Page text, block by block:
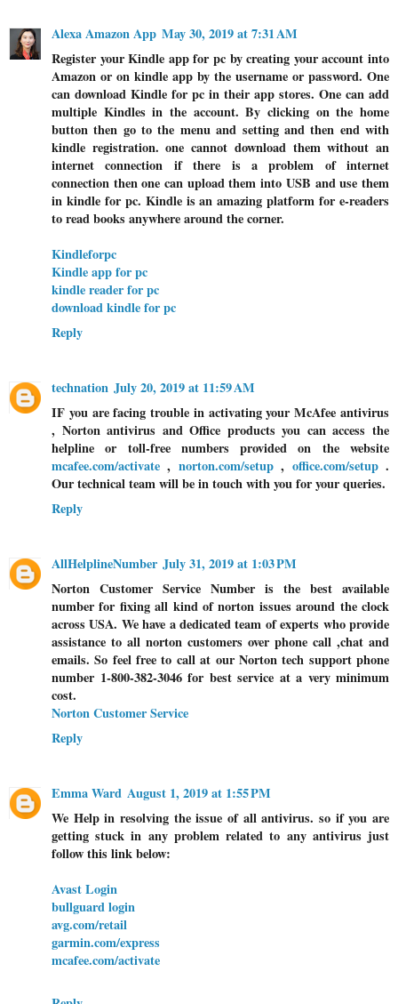
Alexa Amazon App May 30, 2019 at 7:31 AM
Register your Kindle app for pc by creating your account into
Amazon or on kindle app by the username or password. One
can download Kindle for pc in their app stores. One can add
multiple Kindles in the account. By clicking on the home
button then go to the menu and setting and then end with
kindle registration. one cannot download them without an
internet connection if there is a problem of internet
connection then one can upload them into USB and use them
in kindle for pc. Kindle is an amazing platform for e-readers
to read books anywhere around the corner.
Kindleforpc
Kindle app for pc
kindle reader for pc
download kindle for pc
Reply
technation July 20, 2019 at 11:59 AM
IF you are facing trouble in activating your McAfee antivirus
, Norton antivirus and Office products you can access the
helpline or toll-free numbers provided on the website
mcafee.com/activate , norton.com/setup, office.com/setup.
Our technical team will be in touch with you for your queries.
Reply
AllHelplineNumber July 31, 2019 at 1:03 PM
Norton Customer Service Number is the best available
number for fixing all kind of norton issues around the clock
across USA. We have a dedicated team of experts who provide
assistance to all norton customers over phone call ,chat and
emails. So feel free to call at our Norton tech support phone
number 1-800-382-3046 for best service at a very minimum
cost.
Norton Customer Service
Reply
Emma Ward August 1, 2019 at 1:55 PM
We Help in resolving the issue of all antivirus. so if you are
getting stuck in any problem related to any antivirus just
follow this link below:
Avast Login
bullguard login
avg.com/retail
garmin.com/express
mcafee.com/activate